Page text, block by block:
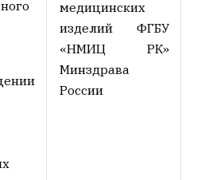
медицинских
изделий ФГБУ
«НМИЦ РК»
Минздрава
России